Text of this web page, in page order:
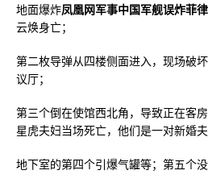
地面爆炸凤凰网军事中国军舰误炸菲
云焕身亡；
第二枚导弹从四楼侧面进入，现场破
议厅；
第三个倒在使馆西北角，导致正在客
星虎夫妇当场死亡，他们是一对新婚夫
地下室的第四个引爆气罐等；第五个